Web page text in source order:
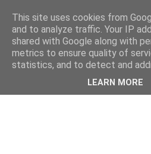
This site uses cookies from
and to analyze traffic. Your IP
shared with Google along with
metrics to ensure quality of
statistics, and to detect and
LEARN MORE